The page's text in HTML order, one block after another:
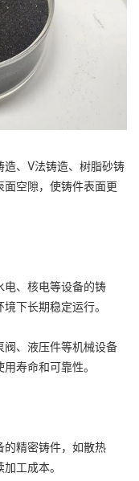
、V法铸造、树脂砂铸
空隙，使铸件表面更
、核电等设备的铸
下长期稳定运行。
、液压件等机械设备
寿命和可靠性。
精密铸件，如散热
工成本。